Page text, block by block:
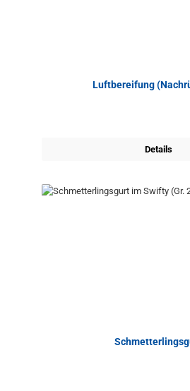
Luftbereifung
Details